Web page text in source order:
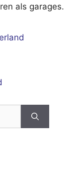
als garages.